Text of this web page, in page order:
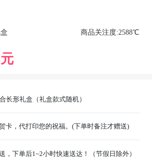
商品关注度:2588℃
元
长形礼盒（礼盒款式随机）
卡，代打印您的祝福。(下单时备注才赠送)
，下单后1~2小时快速送达！（节假日除外）